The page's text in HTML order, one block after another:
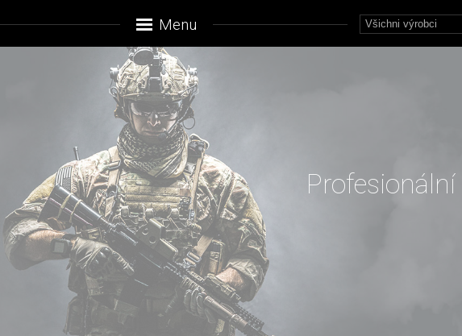
Menu